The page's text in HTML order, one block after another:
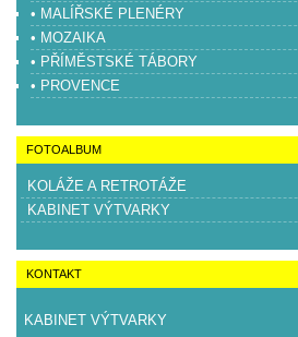
• MALÍŘSKÉ PLENÉRY
• MOZAIKA
• PŘÍMĚSTSKÉ TÁBORY
• PROVENCE
FOTOALBUM
KOLÁŽE A RETROTÁŽE
KABINET VÝTVARKY
KONTAKT
KABINET VÝTVARKY